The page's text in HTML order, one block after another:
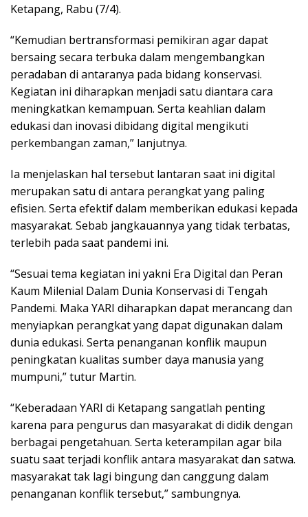
Ketapang, Rabu (7/4).
“Kemudian bertransformasi pemikiran agar dapat
bersaing secara terbuka dalam mengembangkan
peradaban di antaranya pada bidang konservasi.
Kegiatan ini diharapkan menjadi satu diantara cara
meningkatkan kemampuan. Serta keahlian dalam
edukasi dan inovasi dibidang digital mengikuti
perkembangan zaman,” lanjutnya.
Ia menjelaskan hal tersebut lantaran saat ini digital
merupakan satu di antara perangkat yang paling
efisien. Serta efektif dalam memberikan edukasi kepada
masyarakat. Sebab jangkauannya yang tidak terbatas,
terlebih pada saat pandemi ini.
“Sesuai tema kegiatan ini yakni Era Digital dan Peran
Kaum Milenial Dalam Dunia Konservasi di Tengah
Pandemi. Maka YARI diharapkan dapat merancang dan
menyiapkan perangkat yang dapat digunakan dalam
dunia edukasi. Serta penanganan konflik maupun
peningkatan kualitas sumber daya manusia yang
mumpuni,” tutur Martin.
“Keberadaan YARI di Ketapang sangatlah penting
karena para pengurus dan masyarakat di didik dengan
berbagai pengetahuan. Serta keterampilan agar bila
suatu saat terjadi konflik antara masyarakat dan satwa.
masyarakat tak lagi bingung dan canggung dalam
penanganan konflik tersebut,” sambungnya.